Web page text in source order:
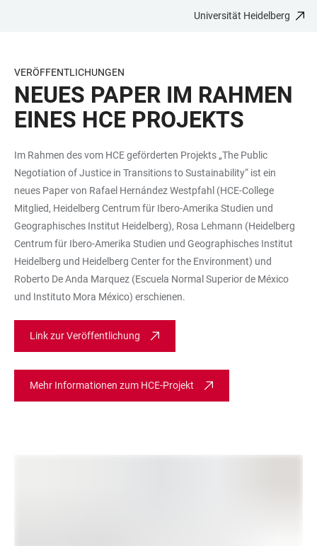
BARRIEREFREIHEIT
Universität Heidelberg
VERÖFFENTLICHUNGEN
NEUES PAPER IM RAHMEN
EINES HCE PROJEKTS
Im Rahmen des vom HCE geförderten Projekts „The Public
Negotiation of Justice in Transitions to Sustainability“ ist ein
neues Paper von Rafael Hernández Westpfahl (HCE-College
Mitglied, Heidelberg Centrum für Ibero-Amerika Studien und
Geographisches Institut Heidelberg), Rosa Lehmann (Heidelberg
Centrum für Ibero-Amerika Studien und Geographisches Institut
Heidelberg und Heidelberg Center for the Environment) und
Roberto De Anda Marquez (Escuela Normal Superior de México
und Instituto Mora México) erschienen.
Link zur Veröffentlichung
Mehr Informationen zum HCE-Projekt